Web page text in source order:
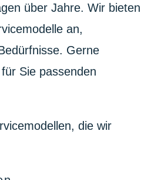
über Jahre. Wir bieten
an,
Gerne
Sie passenden
die wir